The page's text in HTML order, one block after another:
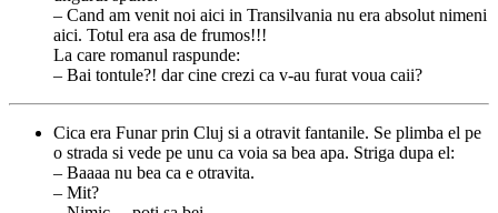
– Cand am venit noi aici in Transilvania nu era absolut nimeni
aici. Totul era asa de frumos!!!
La care romanul raspunde:
– Bai tontule?! dar cine crezi ca v-au furat voua caii?
Cica era Funar prin Cluj si a otravit fantanile. Se plimba el pe
o strada si vede pe unu ca voia sa bea apa. Striga dupa el:
– Baaaa nu bea ca e otravita.
– Mit?